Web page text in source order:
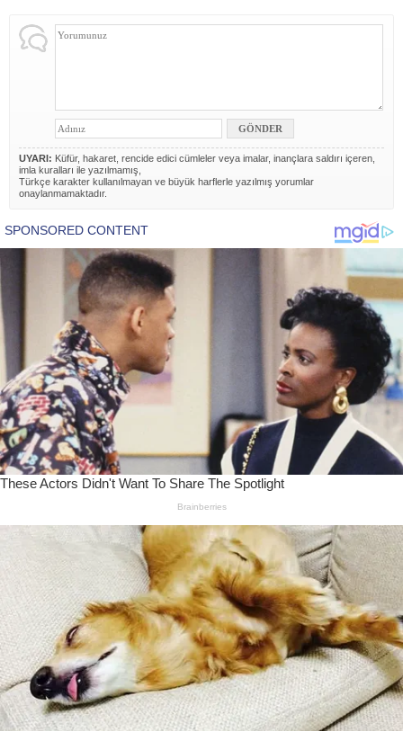
UYARI: Küfür, hakaret, rencide edici cümleler veya imalar, inançlara saldırı içeren,
imla kuralları ile yazılmamış,
Türkçe karakter kullanılmayan ve büyük harflerle yazılmış yorumlar
onaylanmamaktadır.